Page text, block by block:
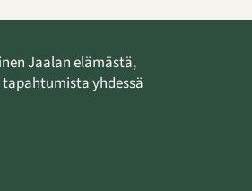
Jaalan elämästä,
yhdessä